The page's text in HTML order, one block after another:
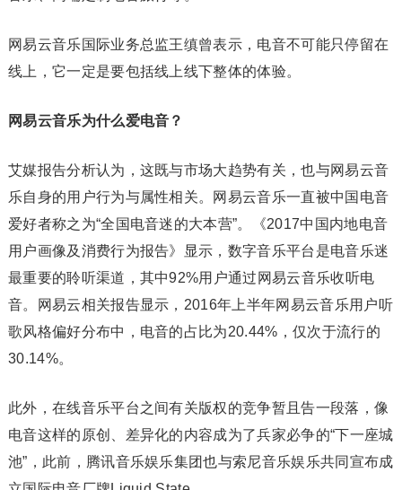
网易云音乐国际业务总监王缜曾表示，电音不可能只停留在
线上，它一定是要包括线上线下整体的体验。
网易云音乐为什么爱电音？
艾媒报告分析认为，这既与市场大趋势有关，也与网易云音
乐自身的用户行为与属性相关。网易云音乐一直被中国电音
爱好者称之为“全国电音迷的大本营”。《2017中国内地电音
用户画像及消费行为报告》显示，数字音乐平台是电音乐迷
最重要的聆听渠道，其中92%用户通过网易云音乐收听电
音。网易云相关报告显示，2016年上半年网易云音乐用户听
歌风格偏好分布中，电音的占比为20.44%，仅次于流行的
30.14%。
此外，在线音乐平台之间有关版权的竞争暂且告一段落，像
电音这样的原创、差异化的内容成为了兵家必争的“下一座城
池”，此前，腾讯音乐娱乐集团也与索尼音乐娱乐共同宣布成